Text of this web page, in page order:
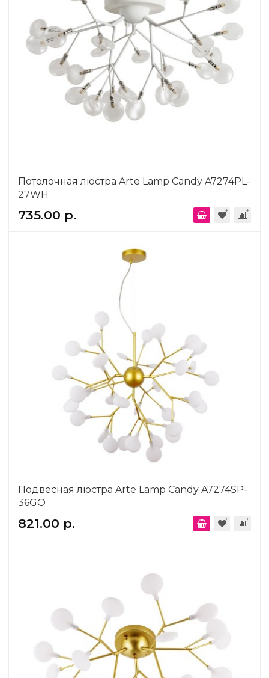
Потолочная люстра Arte Lamp Candy A7274PL-
27WH
735.00 р.
Подвесная люстра Arte Lamp Candy A7274SP-
36GO
821.00 р.